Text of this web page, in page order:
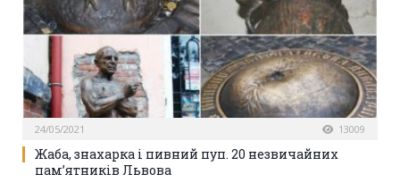
24/05/2021 13009
Жаба, знахарка і пивний пуп. 20 незвичайних
пам’ятників Львова